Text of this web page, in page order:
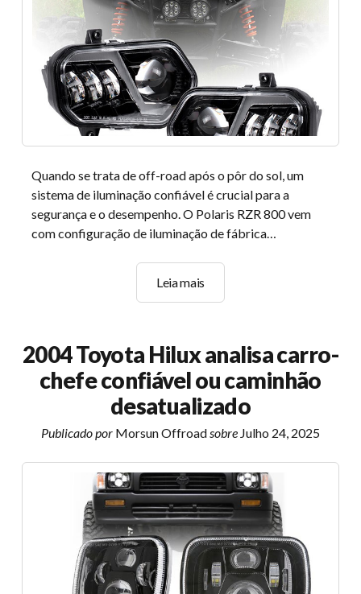
atingir
e
evitar
Quando se trata de off-road após o pôr do sol, um
sistema de iluminação confiável é crucial para a
segurança e o desempenho. O Polaris RZR 800 vem
com configuração de iluminação de fábrica…
Leia mais
RZR
de
iluminação:
Configuração
de
estoque
Limitações
2004 Toyota Hilux analisa carro-
chefe confiável ou caminhão
desatualizado
Publicado por Morsun Offroad sobre Julho 24, 2025